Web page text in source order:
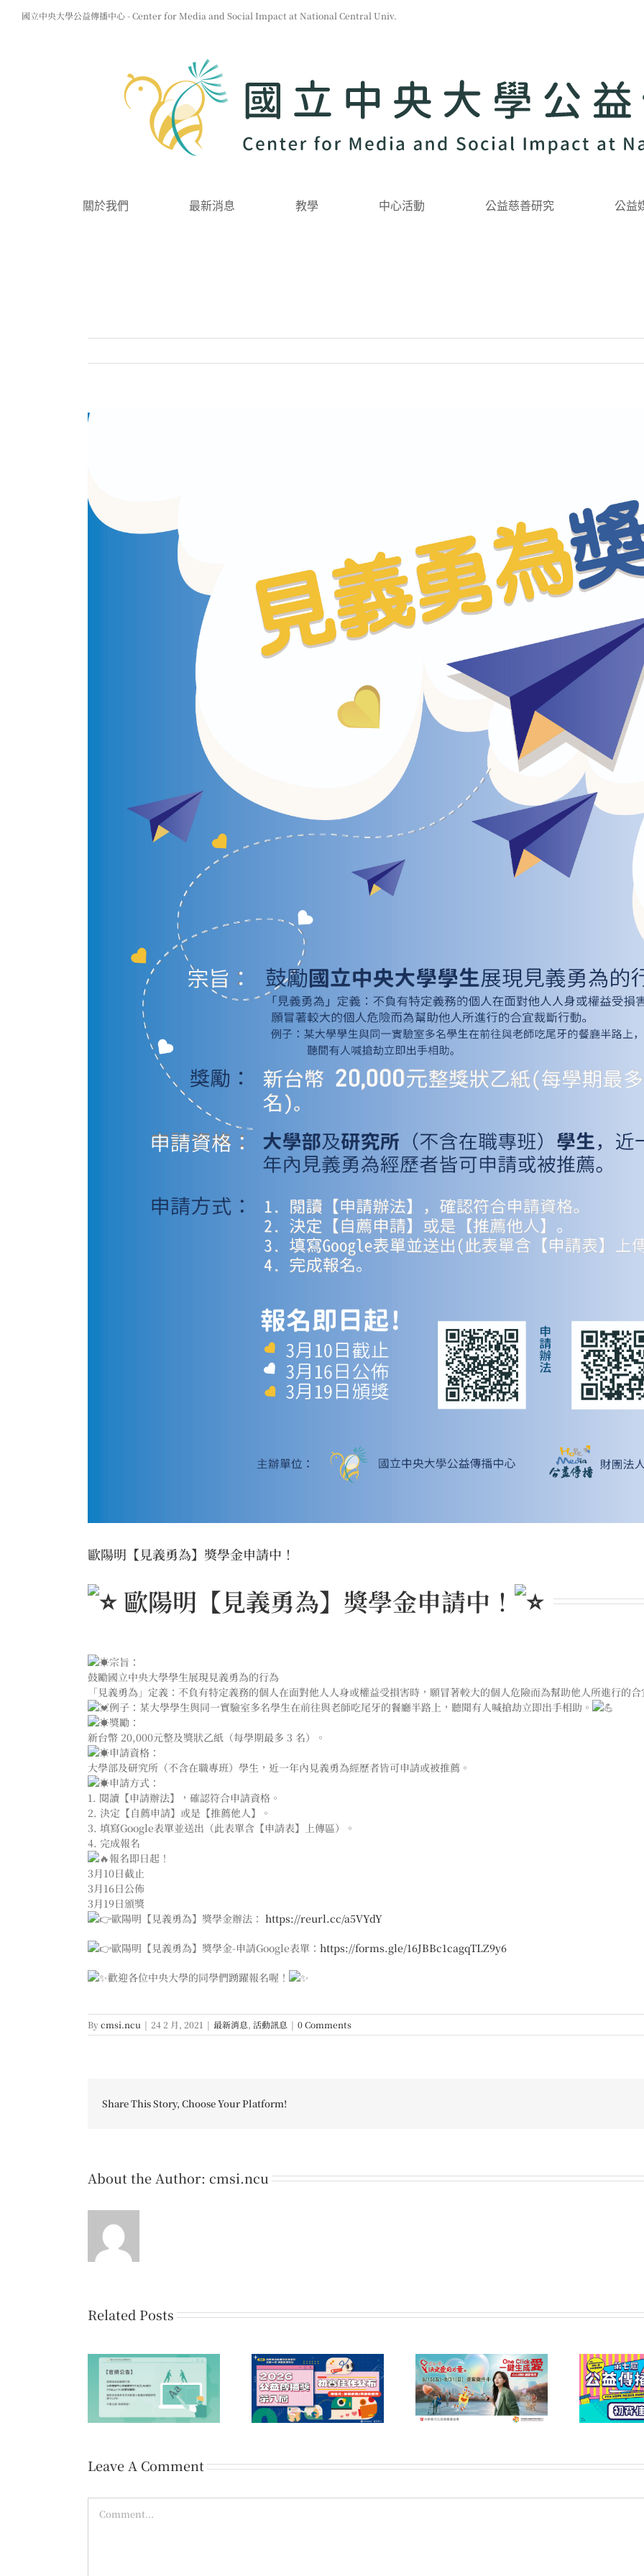
國立中央大學公益傳播中心 - Center for Media and Social Impact at National Central Univ.
關於我們 最新消息 教學 中心活動 公益慈善研究 公益
View
歐陽明【見義勇為】獎學金申請中！
歐陽明【見義勇為】獎學金申請中！
宗旨：
鼓勵國立中央大學學生展現見義勇為的行為
「見義勇為」定義：不負有特定義務的個人在面對他人人身或權益受損害時，願冒著較大的個人危險而為幫助他人所進行的合
例子：某大學學生與同一實驗室多名學生在前往與老師吃尾牙的餐廳半路上，聽聞有人喊搶劫立即出手相助。
獎勵：
新台幣 20,000元整及獎狀乙紙（每學期最多 3 名）。
申請資格：
大學部及研究所（不含在職專班）學生，近一年內見義勇為經歷者皆可申請或被推薦。
申請方式：
1. 閱讀【申請辦法】，確認符合申請資格。
2. 決定【自薦申請】或是【推薦他人】。
3. 填寫Google表單並送出（此表單含【申請表】上傳區）。
4. 完成報名
報名即日起！
3月10日截止
3月16日公佈
3月19日頒獎
歐陽明【見義勇為】獎學金辦法： https://reurl.cc/a5VYdY
歐陽明【見義勇為】獎學金-申請Google表單： https://forms.gle/16JBBc1cagqTLZ9y6
歡迎各位中央大學的同學們踴躍報名喔！
Bycmsi.ncu | 24 2 月, 2021 | 最新消息, 活動訊息 | 0 Comments
Share This Story, Choose Your Platform!
About the Author: cmsi.ncu
Related Posts
第八屆公益傳播獎 初賽
佳作名單公告
第16屆「您的一票，決定
愛的力量」公益傳播領域
提案開放公告
第七屆公益傳播獎 初賽
佳作名單公告
第
Leave A Comment